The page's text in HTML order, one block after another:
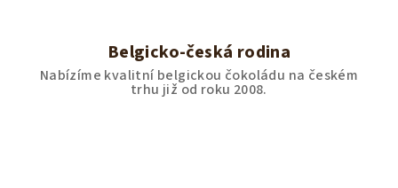
Belgicko-česká rodina
Nabízíme kvalitní belgickou čokoládu na českém
trhu již od roku 2008.